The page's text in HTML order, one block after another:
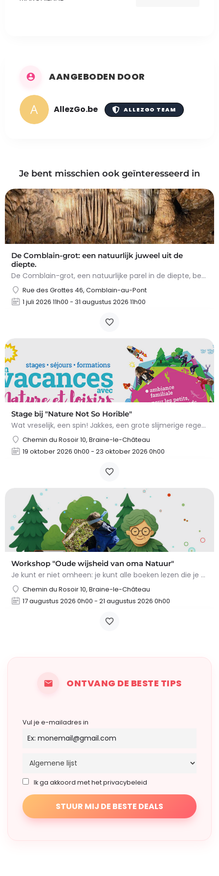
AANGEBODEN DOOR
AllezGo.be ALLEZGO TEAM
Je bent misschien ook geïnteresseerd in
De Comblain-grot: een natuurlijk juweel uit de
diepte.
De Comblain-grot, een natuurlijke parel in de diepte, betovert met zijn spectaculaire concreties. Tijdens het…
Rue des Grottes 46, Comblain-au-Pont
1 juli 2026 11h00 - 31 augustus 2026 11h00
Stage bij "Nature Not So Horible"
Wat vreselijk, een spin! Jakkes, een grote slijmerige regenworm! En slakken, daar wil ik het al helemaal niet…
Chemin du Rosoir 10, Braine-le-Château
19 oktober 2026 0h00 - 23 oktober 2026 0h00
Workshop "Oude wijsheid van oma Natuur"
Je kunt er niet omheen: je kunt alle boeken lezen die je wilt, maar niets overtreft de tips en trucs van Oma…
Chemin du Rosoir 10, Braine-le-Château
17 augustus 2026 0h00 - 21 augustus 2026 0h00
ONTVANG DE BESTE TIPS
Vul je e-mailadres in
Ik ga akkoord met het privacybeleid